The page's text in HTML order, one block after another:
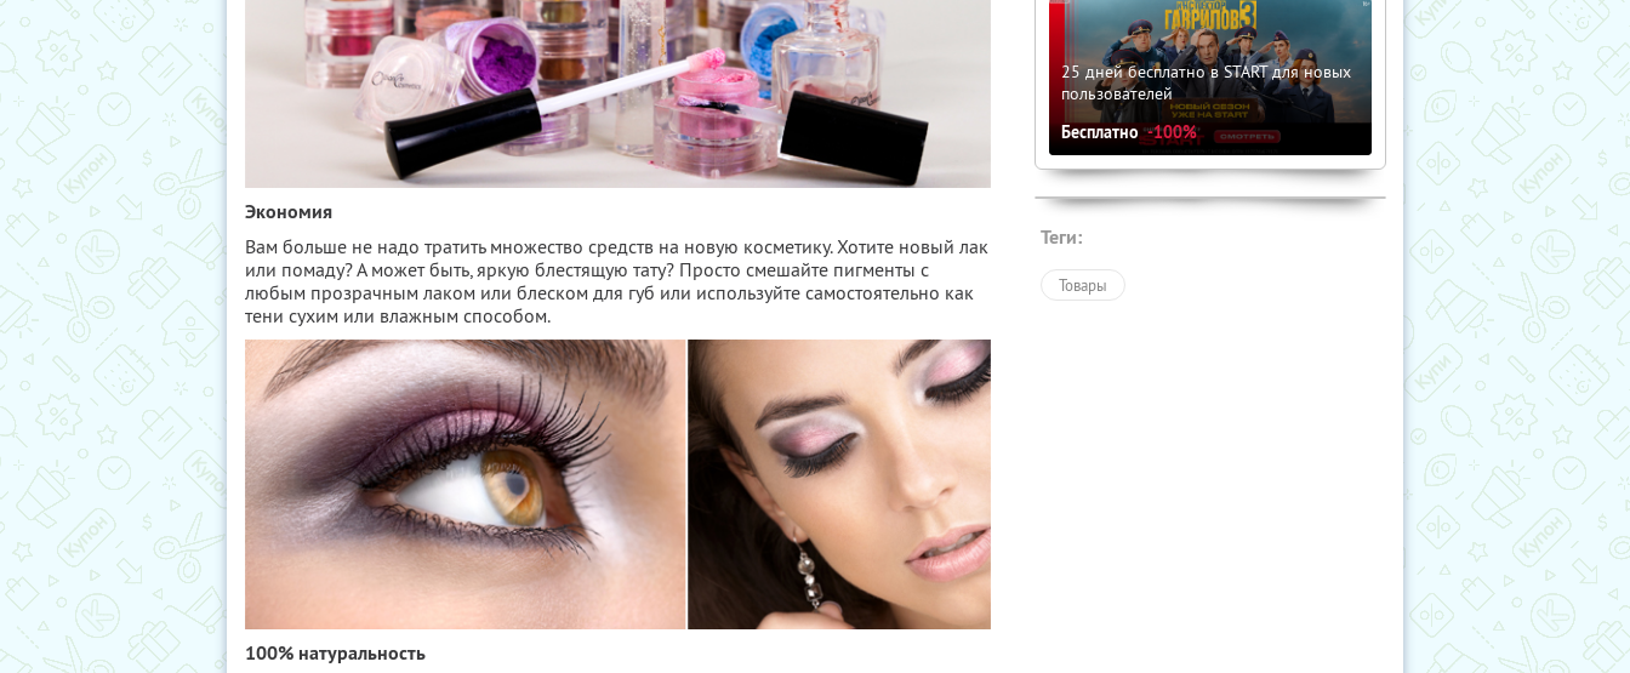
Экономия
Вам больше не надо тратить множество средств на новую косметику. Хотите новый лак
или помаду? А может быть, яркую блестящую тату? Просто смешайте пигменты с
любым прозрачным лаком или блеском для губ или используйте самостоятельно как
тени сухим или влажным способом.
100% натуральность
25 дней бесплатно в START для новых
пользователей
Бесплатно -100%
Теги:
Товары